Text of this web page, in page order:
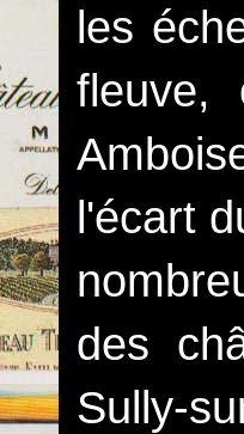
les
fleuve,
l'écart
des
Sully-